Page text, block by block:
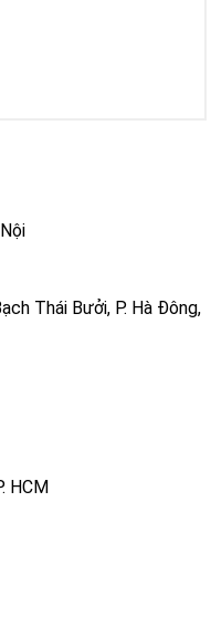
Thái Bưởi, P. Hà Đông,
HCM